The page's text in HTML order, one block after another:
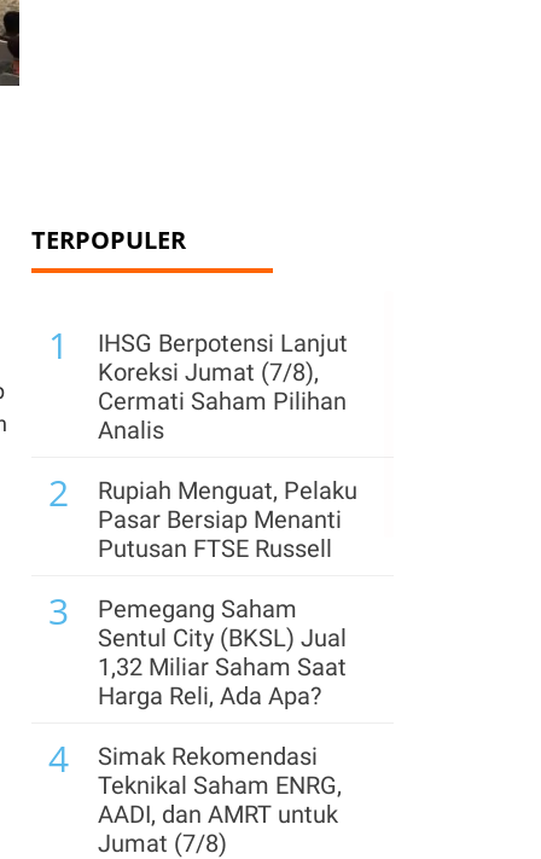
TERPOPULER
1
IHSG Berpotensi Lanjut
Koreksi Jumat (7/8),
Cermati Saham Pilihan
Analis
2
Rupiah Menguat, Pelaku
Pasar Bersiap Menanti
Putusan FTSE Russell
3
Pemegang Saham
Sentul City (BKSL) Jual
1,32 Miliar Saham Saat
Harga Reli, Ada Apa?
4
Simak Rekomendasi
Teknikal Saham ENRG,
AADI, dan AMRT untuk
Jumat (7/8)